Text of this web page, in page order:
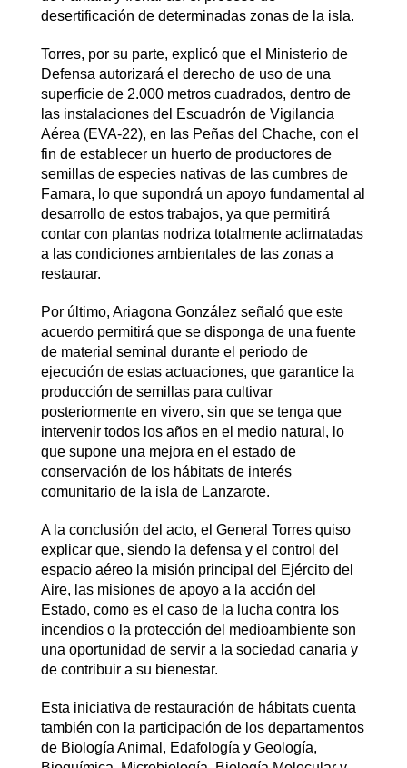
desertificación de determinadas zonas de la isla.
Torres, por su parte, explicó que el Ministerio de
Defensa autorizará el derecho de uso de una
superficie de 2.000 metros cuadrados, dentro de
las instalaciones del Escuadrón de Vigilancia
Aérea (EVA-22), en las Peñas del Chache, con el
fin de establecer un huerto de productores de
semillas de especies nativas de las cumbres de
Famara, lo que supondrá un apoyo fundamental al
desarrollo de estos trabajos, ya que permitirá
contar con plantas nodriza totalmente aclimatadas
a las condiciones ambientales de las zonas a
restaurar.
Por último, Ariagona González señaló que este
acuerdo permitirá que se disponga de una fuente
de material seminal durante el periodo de
ejecución de estas actuaciones, que garantice la
producción de semillas para cultivar
posteriormente en vivero, sin que se tenga que
intervenir todos los años en el medio natural, lo
que supone una mejora en el estado de
conservación de los hábitats de interés
comunitario de la isla de Lanzarote.
A la conclusión del acto, el General Torres quiso
explicar que, siendo la defensa y el control del
espacio aéreo la misión principal del Ejército del
Aire, las misiones de apoyo a la acción del
Estado, como es el caso de la lucha contra los
incendios o la protección del medioambiente son
una oportunidad de servir a la sociedad canaria y
de contribuir a su bienestar.
Esta iniciativa de restauración de hábitats cuenta
también con la participación de los departamentos
de Biología Animal, Edafología y Geología,